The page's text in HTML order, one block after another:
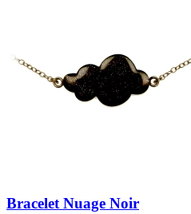
Bracelet Nuage Noir